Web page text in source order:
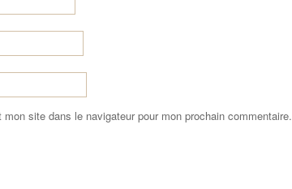
site dans le navigateur pour mon prochain commentaire.